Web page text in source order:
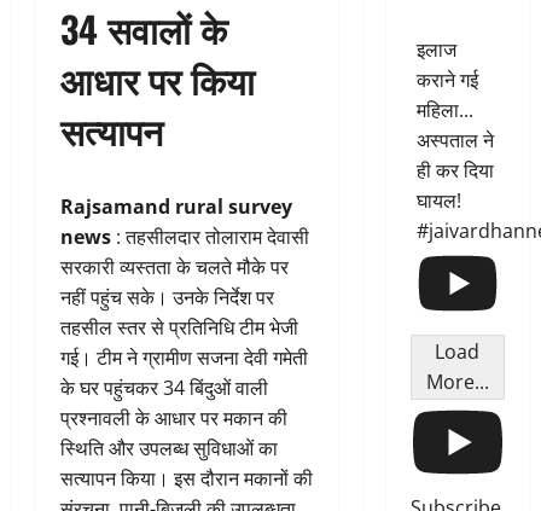
34 सवालों के
आधार पर किया
सत्यापन
Rajsamand rural survey
news : तहसीलदार तोलाराम देवासी
सरकारी व्यस्तता के चलते मौके पर
नहीं पहुंच सके। उनके निर्देश पर
तहसील स्तर से प्रतिनिधि टीम भेजी
गई। टीम ने ग्रामीण सजना देवी गमेती
के घर पहुंचकर 34 बिंदुओं वाली
प्रश्नावली के आधार पर मकान की
स्थिति और उपलब्ध सुविधाओं का
सत्यापन किया। इस दौरान मकानों की
इलाज
कराने गई
महिला...
अस्पताल ने
ही कर दिया
घायल!
Load
More...